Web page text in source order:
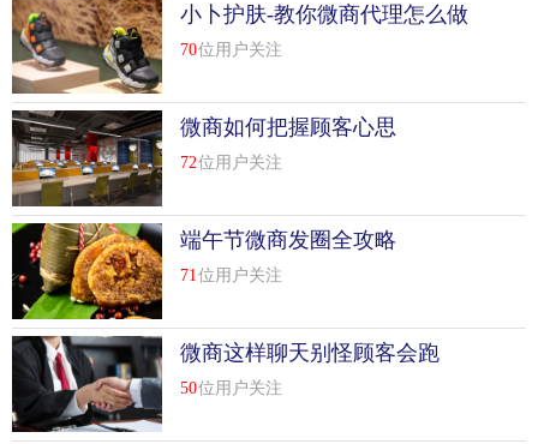
小卜护肤-教你微商代理怎么做
70位用户关注
微商如何把握顾客心思
72位用户关注
端午节微商发圈全攻略
71 位用户关注
微商这样聊天别怪顾客会跑
50位用户关注